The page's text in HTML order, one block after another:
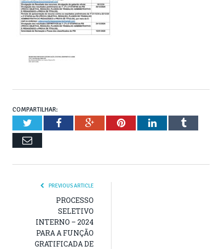
COMPARTILHAR:
TwitterFacebookGoogle+PinterestLinkedInTumblr
Email
PREVIOUS ARTICLE
PROCESSO
SELETIVO
INTERNO – 2024
PARA A FUNÇÃO
GRATIFICADA DE